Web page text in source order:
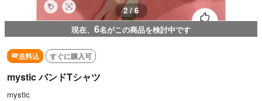
2 / 6
現在、 6名がこの商品を検討中です
送料込 すぐに購入可
mystic バンドTシャツ
mystic